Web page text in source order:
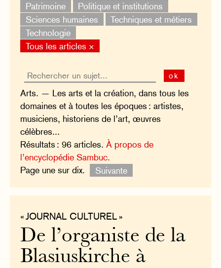
Patrimoine
Politique et institutions
Sciences humaines
Techniques et métiers
Technologie
Tous les articles ×
ok
Arts. — Les arts et la création, dans tous les
domaines et à toutes les époques : artistes,
musiciens, historiens de l’art, œuvres
célèbres...
Résultats : 96 articles.À propos de
l’encyclopédie Sambuc.
Page une sur dix.
Suivante
« JOURNAL CULTUREL »
De l’organiste de la
Blasiuskirche à